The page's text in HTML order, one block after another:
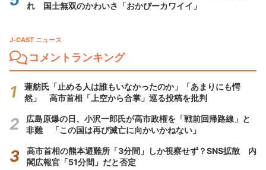
れ 国士無双のかわいさ「おかぴーカワイイ」
J-CAST ニュース
コメントランキング
蓮舫氏「止める人は誰もいなかったのか」「あまりにも愕
然」 高市首相「上空から合掌」巡る投稿を批判
広島原爆の日、小沢一郎氏が高市政権を「戦前回帰路線」と
非難 「この国は再び滅亡に向かいかねない」
高市首相の熊本避難所「3分間」しか視察せず？SNS拡散 内
閣広報官「51分間」だと否定